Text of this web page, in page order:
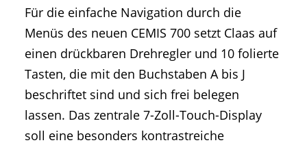
Für die einfache Navigation durch die
Menüs des neuen CEMIS 700 setzt Claas auf
einen drückbaren Drehregler und 10 folierte
Tasten, die mit den Buchstaben A bis J
beschriftet sind und sich frei belegen
lassen. Das zentrale 7-Zoll-Touch-Display
soll eine besonders kontrastreiche